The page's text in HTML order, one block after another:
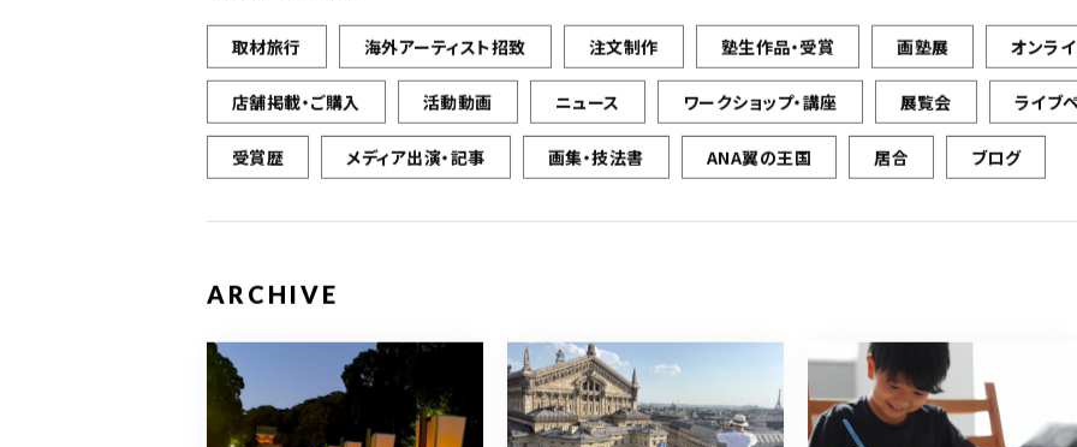
取材旅行 海外アーティスト招致 注文制作 塾生作品・受賞 画塾展 オンラ
店舗掲載・ご購入 活動動画 ニュース ワークショップ・講座 展覧会 ライブ
受賞歴 メディア出演・記事 画集・技法書 ANA翼の王国 居合 ブログ
ARCHIVE